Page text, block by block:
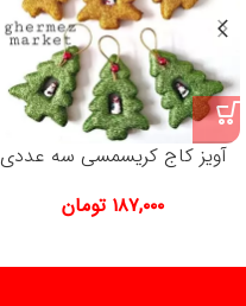
آویز کاج کریسمسی سه عددی
۱۸۷,۰۰۰ تومان